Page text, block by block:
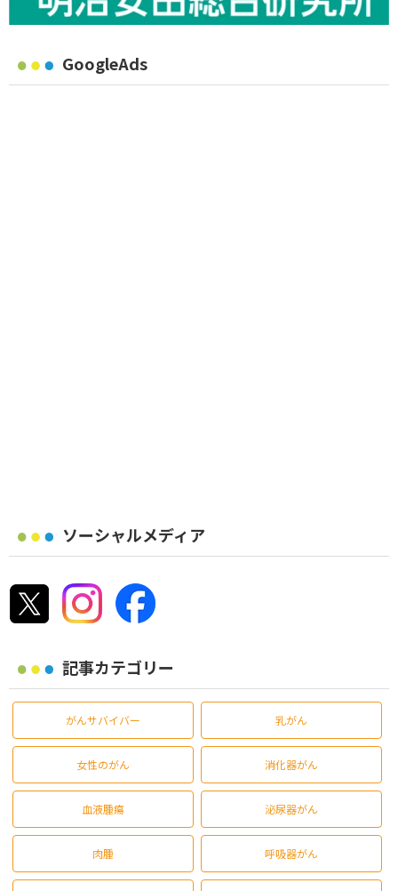
GoogleAds
ソーシャルメディア
記事カテゴリー
がんサバイバー 乳がん
女性のがん 消化器がん
血液腫瘍 泌尿器がん
肉腫 呼吸器がん